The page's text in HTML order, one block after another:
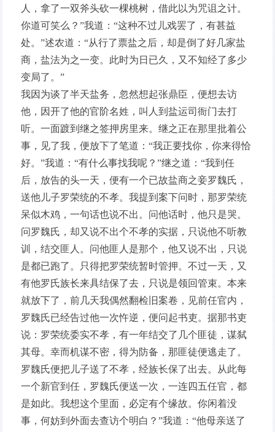
人，拿了一双斧头砍一棵桃树，借此以为咒诅之计。
你道可笑么？”我道：“这种不过儿戏罢了，有甚益
处。”述农道：“从行了票盐之后，却是倒了好几家盐
商，盐法为之一变。此时为日已久，又不知经了多少
变局了。”
我因为谈了半天盐务，忽然想起张鼎臣，便想去访
他，因开了他的官阶名姓，叫人到盐运司衙门去打
听。一面踱到继之签押房里来。继之正在那里批着公
事，见了我，便放下了笔道：“我正要找你，你来得恰
好。”我道：“有什么事找我呢？”继之道：“我到任
后，放告的头一天，便有一个已故盐商之妾罗魏氏，
送他儿子罗荣统的不孝。我提到案下问时，那罗荣统
呆似木鸡，一句话也说不出。问他话时，他只是哭。
问罗魏氏，却又说不出个不孝的实据，只说他不听教
训，结交匪人。问他匪人是那个，他又说不出，只说
是都已跑了。只得把罗荣统暂时管押。不过一天，又
有他罗氏族长来具结保了去，只说是领回管束。本来
就放下了，前几天我偶然翻检旧案卷，见前任官内，
罗魏氏已经告过他一次忤逆，便问起书吏。据那书吏
说：罗荣统委实不孝，有一年结交了几个匪徒，谋弑
其母。幸而机谋不密，得为防备，那匪徒便逃走了。
罗魏氏便把儿子送了不孝，经族长保了出去。从此每
一个新官到任，罗魏氏便送一次，一连四五任官，都
是如此。我想这个里面，必定有个缘故。你闲着没
事，何妨到外面去查访个明白？”我道：“他母亲送了